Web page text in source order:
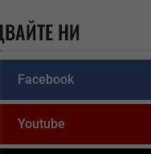
НИ
Facebook
Youtube